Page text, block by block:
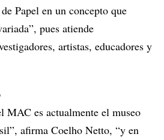
Papel en un concepto que
pues atiende
artistas, educadores y
MAC es actualmente el museo
afirma Coelho Netto, “y en